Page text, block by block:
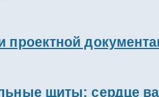
проектной
щиты: сердце